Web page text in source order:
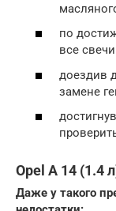
по
все
доездив
замене
Opel A 14 (1.4
Даже у такого